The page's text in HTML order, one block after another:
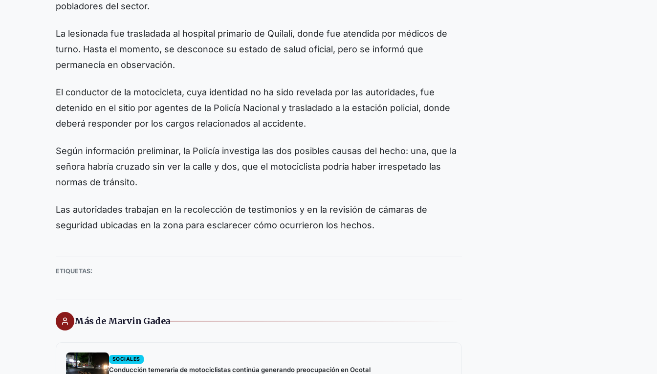
pobladores del sector.
La lesionada fue trasladada al hospital primario de Quilalí, donde fue atendida por médicos de
turno. Hasta el momento, se desconoce su estado de salud oficial, pero se informó que
permanecía en observación.
El conductor de la motocicleta, cuya identidad no ha sido revelada por las autoridades, fue
detenido en el sitio por agentes de la Policía Nacional y trasladado a la estación policial, donde
deberá responder por los cargos relacionados al accidente.
Según información preliminar, la Policía investiga las dos posibles causas del hecho: una, que la
señora habría cruzado sin ver la calle y dos, que el motociclista podría haber irrespetado las
normas de tránsito.
Las autoridades trabajan en la recolección de testimonios y en la revisión de cámaras de
seguridad ubicadas en la zona para esclarecer cómo ocurrieron los hechos.
ETIQUETAS:
Más de Marvin Gadea
SOCIALES
Conducción temeraria de motociclistas continúa generando preocupación en Ocotal